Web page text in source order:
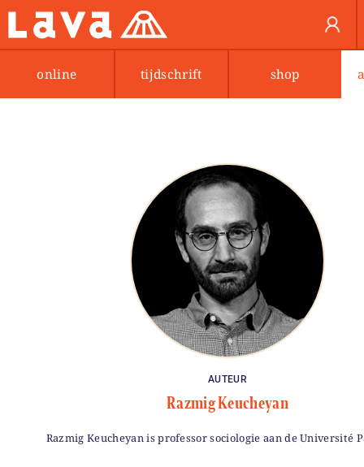
online tijdschrift shop
AUTEUR
Razmig Keucheyan
Razmig Keucheyan is professor sociologie aan de Université